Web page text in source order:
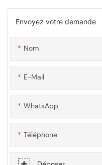
Envoyez votre demande
Nom
E-Mail
WhatsApp
Téléphone